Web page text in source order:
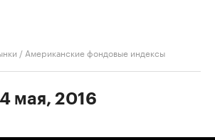
/ Американские фондовые индексы
мая, 2016